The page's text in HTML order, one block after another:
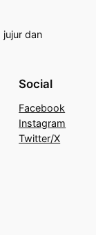
jujur dan
Social
Facebook
Instagram
Twitter/X